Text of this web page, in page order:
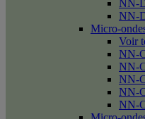
NN-
NN-
Micro-
Voir
NN-
NN-
NN-
NN-
NN-